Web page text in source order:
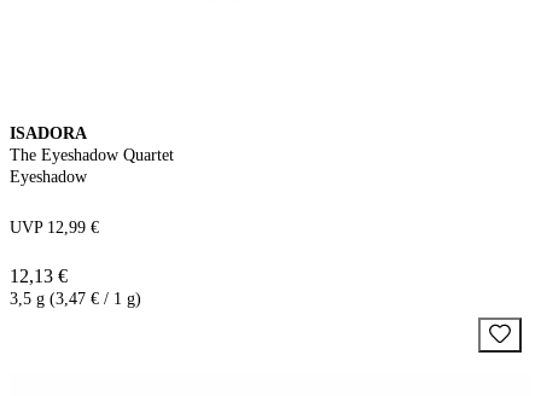
ISADORA
The Eyeshadow Quartet
Eyeshadow
UVP 12,99 €
12,13 €
3,5 g (3,47 € / 1 g)